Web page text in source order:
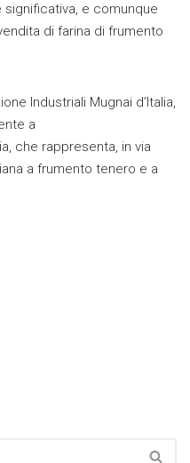
e comunque
di farina di frumento
Industriali Mugnai d’Italia,
a
che rappresenta, in via
a frumento tenero e a